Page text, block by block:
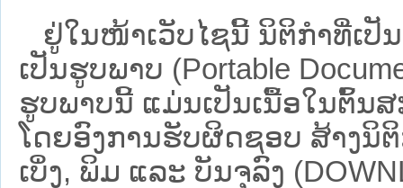
ຢູ່ໃນໜ້າ​ເວັບ​ໄຊ​ນີ້ ນິຕິກຳທີ່ເປັ
ເປັນຮູບພາບ (Portable
ຮູບພາບນີ້ ແມ່ນເປັນເນື້ອໃນຕົ້ນ
ໂດຍອົງການຮັບຜິດຊອບ ສ້າງນິ
ເບິ່ງ, ພິມ ແລະ ບັນຈຸລົງ